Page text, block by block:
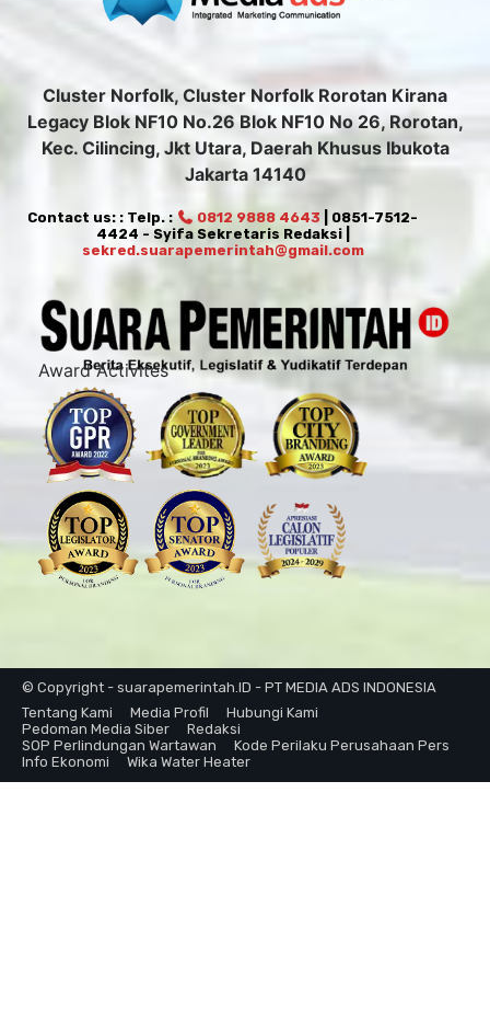
Cluster Norfolk, Cluster Norfolk Rorotan Kirana
Legacy Blok NF10 No.26 Blok NF10 No 26, Rorotan,
Kec. Cilincing, Jkt Utara, Daerah Khusus Ibukota
Jakarta 14140
Contact us: : Telp. : 0812 9888 4643 | 0851-7512-
4424 - Syifa Sekretaris Redaksi |
sekred.suarapemerintah@gmail.com
Award Activites
© Copyright - suarapemerintah.ID - PT MEDIA ADS INDONESIA
Tentang Kami
Media Profil
Hubungi Kami
Pedoman Media Siber
Redaksi
SOP Perlindungan Wartawan
Kode Perilaku Perusahaan Pers
Info Ekonomi
Wika Water Heater